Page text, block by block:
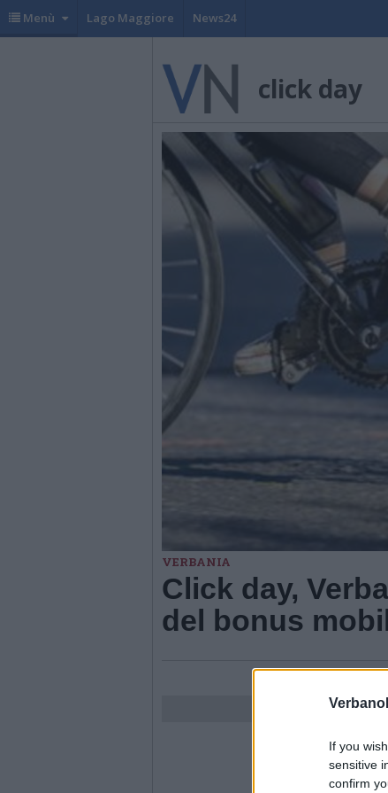
If you
sensitive
confirm
Menù Lago Maggiore News24
click day
VERBANIA
Click day,
del bonus